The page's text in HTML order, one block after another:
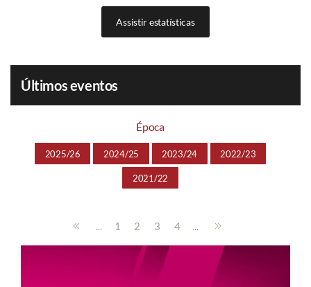
Assistir estatísticas
Últimos eventos
Época
2025/26 2024/25 2023/24 2022/23
2021/22
... 1 2 3 4 ...